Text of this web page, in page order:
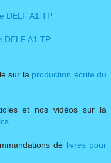
DELF A1 TP​
DELF A1 TP
sur la production écrite du
et nos vidéos sur la
.
de livres pour